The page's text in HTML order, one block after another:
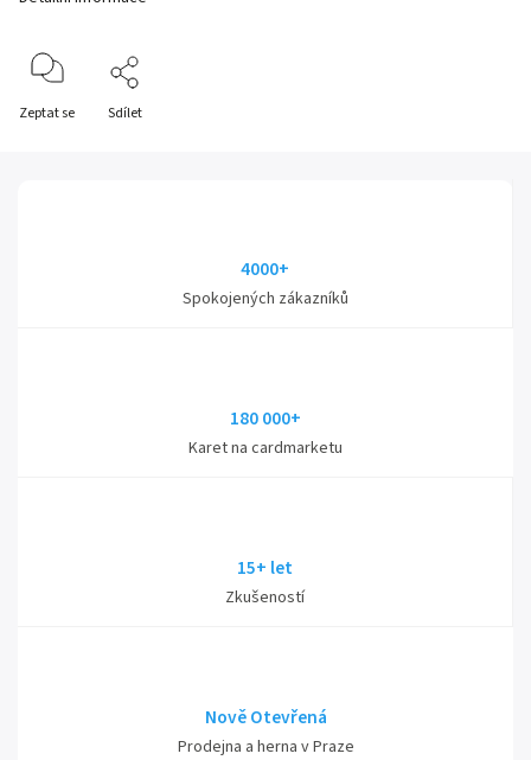
Zeptat se Sdílet
4000+
Spokojených zákazníků
180 000+
Karet na cardmarketu
15+ let
Zkušeností
Nově Otevřená
Prodejna a herna v Praze